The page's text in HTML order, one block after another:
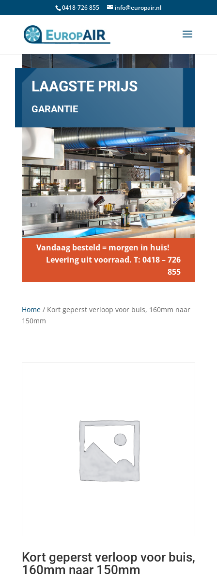
0418-726 855 info@europair.nl
LAAGSTE PRIJS
GARANTIE
Vandaag besteld = morgen in huis!
Levering uit voorraad. T: 0418 – 726
855
Home/ Kort geperst verloop voor buis, 160mm naar
150mm
Kort geperst verloop voor buis,
160mm naar 150mm